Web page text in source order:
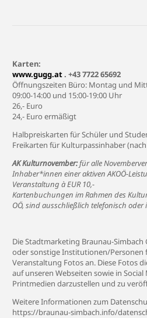
Karten:
www.gugg.at. +43 7722 65692
Öffnungszeiten Büro: Montag und
09:00-14:00 und 15:00-19:00 Uhr
26,- Euro
24,- Euro ermäßigt
Halbpreiskarten für Schüler und
Freikarten für Kulturpassinhaber
AK Kulturnovember:für alle
Inhaber*innen einer aktiven AKOÖ-
Veranstaltung à EUR 10,-
Kartenbuchungen im Rahmen des
OÖ, sind ausschließlich telefonisch
Die Stadtmarketing Braunau-
oder sonstige Institutionen/Personen
Veranstaltung Fotos an. Diese Fotos
auf unseren Webseiten sowie in Social
Printmedien darzustellen und zu
Weitere Informationen zum
https://braunau-simbach.info/